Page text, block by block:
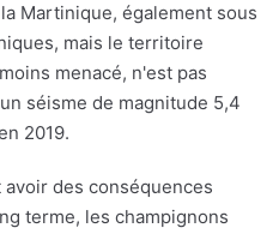
Martinique, également sous
mais le territoire
menacé, n'est pas
séisme de magnitude 5,4
2019.
des conséquences
terme, les champignons